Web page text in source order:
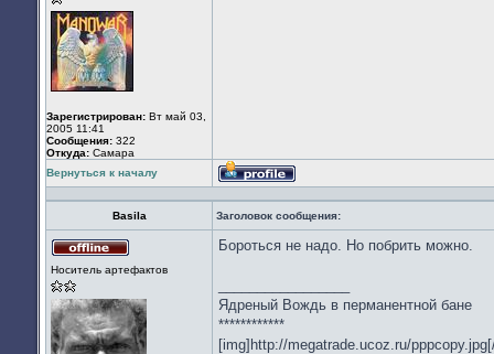
Зарегистрирован: Вт май 03,
2005 11:41
Сообщения: 322
Откуда: Cамара
Вернуться к началу
Профиль
Basila Заголовок сообщения:
в
Носитель артефактов
Бороться не надо. Но побрить можно.
Ядреный Вождь в перманентной бане
************
[img]http://megatrade.ucoz.ru/